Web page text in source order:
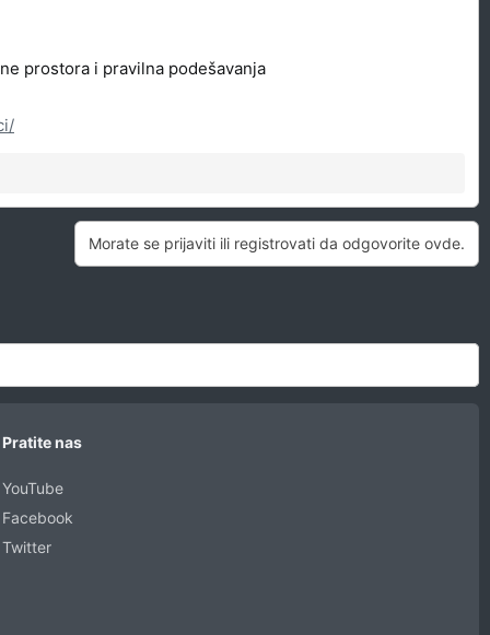
prostora i pravilna podešavanja
Morate se prijaviti ili registrovati da odgovorite ovde.
Pratite nas
YouTube
Facebook
Twitter